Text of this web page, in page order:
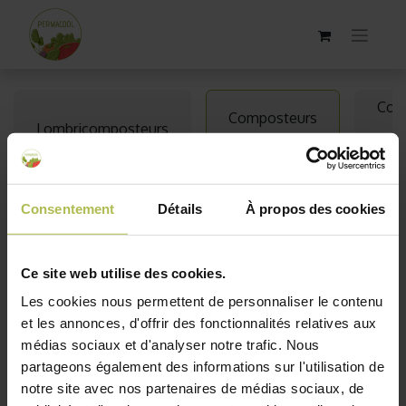
Consentement Détails À propos des cookies
Ce site web utilise des cookies.
Les cookies nous permettent de personnaliser le contenu
et les annonces, d'offrir des fonctionnalités relatives aux
médias sociaux et d'analyser notre trafic. Nous
partageons également des informations sur l'utilisation de
notre site avec nos partenaires de médias sociaux, de
Lombricomposteurs
Composteurs
Composteurs en bois
parfaits pour transformer vos déchets organiques en un
esthétiques, ces composteurs s'intègrent parfaitement
dans les jardins de toutes tailles. Chez Permacool, nous
vous proposons des solutions durables et écologiques
pour un jardinage respectueux de l'environnement. Pour
compléter votre équipement, explorez nos solutions de